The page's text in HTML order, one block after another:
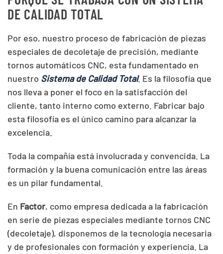
DE CALIDAD TOTAL
Por eso, nuestro proceso de fabricación de piezas
especiales de decoletaje de precisión, mediante
tornos automáticos CNC, esta fundamentado en
nuestro Sistema de Calidad Total. Es la filosofía que
nos lleva a poner el foco en la satisfacción del
cliente, tanto interno como externo. Fabricar bajo
esta filosofía es el único camino para alcanzar la
excelencia.
Toda la compañía está involucrada y convencida. La
formación y la buena comunicación entre las áreas
es un pilar fundamental.
En Factor, como empresa dedicada a la fabricación
en serie de piezas especiales mediante tornos CNC
(decoletaje), disponemos de la tecnología necesaria
y de profesionales con formación y experiencia. La